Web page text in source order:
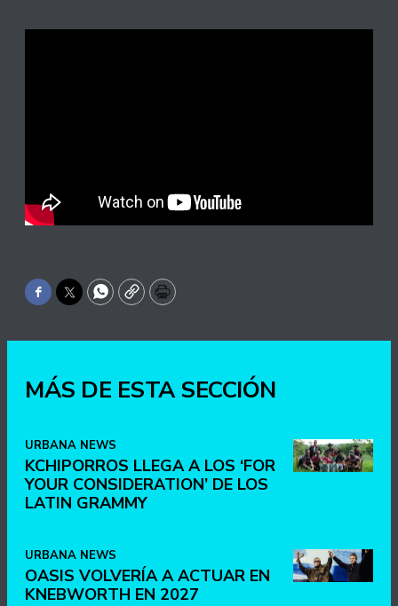
Facebook
TwitterWhatsApp
CopyPrint
MÁS DE ESTA SECCIÓN
URBANA NEWS
KCHIPORROS LLEGA A LOS ‘FOR
YOUR CONSIDERATION’ DE LOS
LATIN GRAMMY
URBANA NEWS
OASIS VOLVERÍA A ACTUAR EN
KNEBWORTH EN 2027